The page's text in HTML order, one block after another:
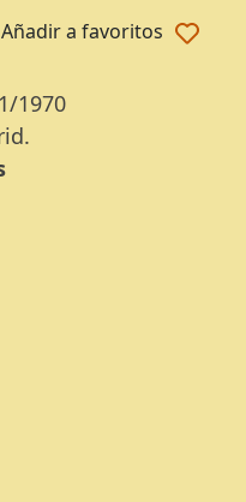
Añadir a favoritos
1970